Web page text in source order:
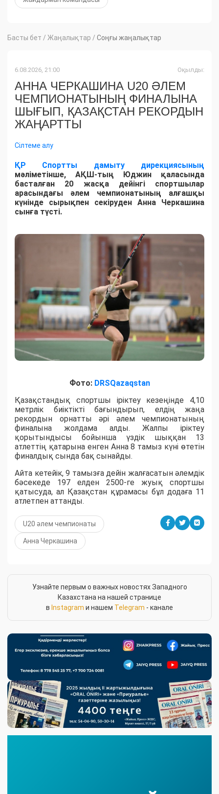
Басты бет / Жаңалықтар / Соңғы жаңалықтар
6.08.2026, 21:00 Оқылды:
АННА ЧЕРКАШИНА U20 ӘЛЕМ
ЧЕМПИОНАТЫНЫҢ ФИНАЛЫНА
ШЫҒЫП, ҚАЗАҚСТАН РЕКОРДЫН
ЖАҢАРТТЫ
Сілтеме алу
ҚР Спортты дамыту дирекциясының
мәліметінше, АҚШ-тың Юджин қаласында
басталған 20 жасқа дейінгі спортшылар
арасындағы әлем чемпионатының алғашқы
күнінде сырықпен секіруден Анна Черкашина
сынға түсті.
Фото: DRSQazaqstan
Қазақстандық спортшы іріктеу кезеңінде 4,10
метрлік биіктікті бағындырып, елдің жаңа
рекордын орнатты әрі әлем чемпионатының
финалына жолдама алды. Жалпы іріктеу
қорытындысы бойынша үздік шыққан 13
атлеттің қатарына енген Анна 8 тамыз күні өтетін
финалдық сында бақ сынайды.
Айта кетейік, 9 тамызға дейін жалғасатын әлемдік
бәсекеде 197 елден 2500-ге жуық спортшы
қатысуда, ал Қазақстан құрамасы бұл додаға 11
атлетпен аттанды.
U20 әлем чемпионаты
Анна Черкашина
Узнайте первым о важных новостях Западного
Казахстана на нашей странице
в Instagram и нашем Telegram - канале